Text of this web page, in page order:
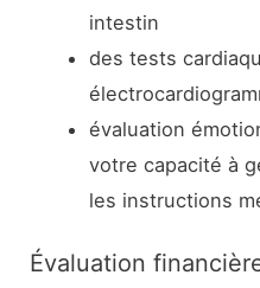
intestin
des tests
évaluation
votre capacité à
les instructions
Évaluation